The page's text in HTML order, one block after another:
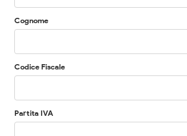
Cognome
Codice Fiscale
Partita IVA